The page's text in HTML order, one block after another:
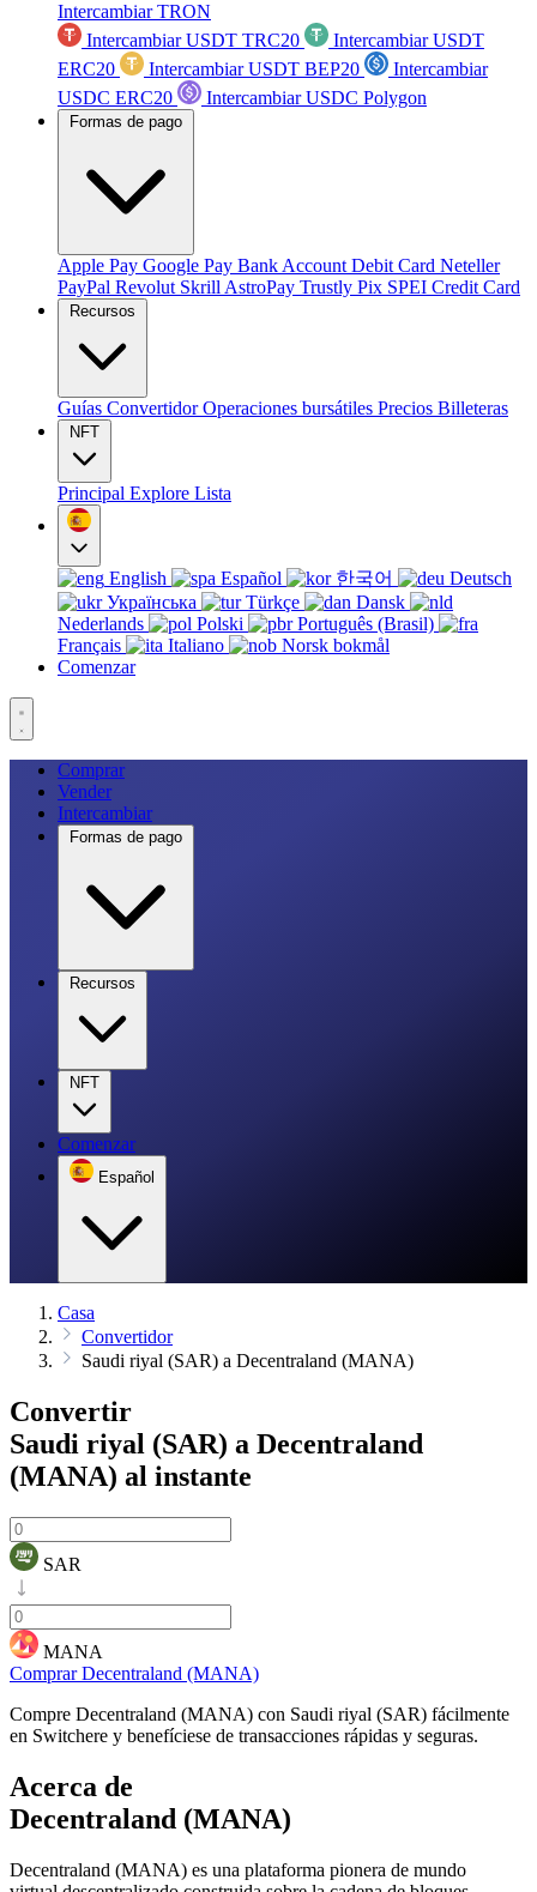
Intercambiar TRON
Intercambiar USDT TRC20
Intercambiar USDT
ERC20
Intercambiar USDT BEP20
Intercambiar
USDC ERC20
Intercambiar USDC Polygon
Formas de pago
Apple Pay Google Pay Bank Account Debit Card Neteller
PayPal Revolut Skrill AstroPay Trustly Pix SPEI Credit Card
Recursos
Guías ConvertidorOperaciones bursátiles Precios Billeteras
NFT
Principal Explore Lista
English Español 한국어
Deutsch
Українська
Türkçe
Dansk
Nederlands
Polski
Português (Brasil)
Français
Italiano
Norsk bokmål
Comenzar
Comprar
Vender
Intercambiar
Formas de pago
Recursos
NFT
Comenzar
Español
Casa
Convertidor
Saudi riyal (SAR) a Decentraland (MANA)
Convertir
Saudi riyal (SAR) a Decentraland
(MANA) al instante
SAR
MANA
Comprar Decentraland (MANA)
Compre Decentraland (MANA) con Saudi riyal (SAR) fácilmente
en Switchere y benefíciese de transacciones rápidas y seguras.
Acerca de
Decentraland (MANA)
Decentraland (MANA) es una plataforma pionera de mundo